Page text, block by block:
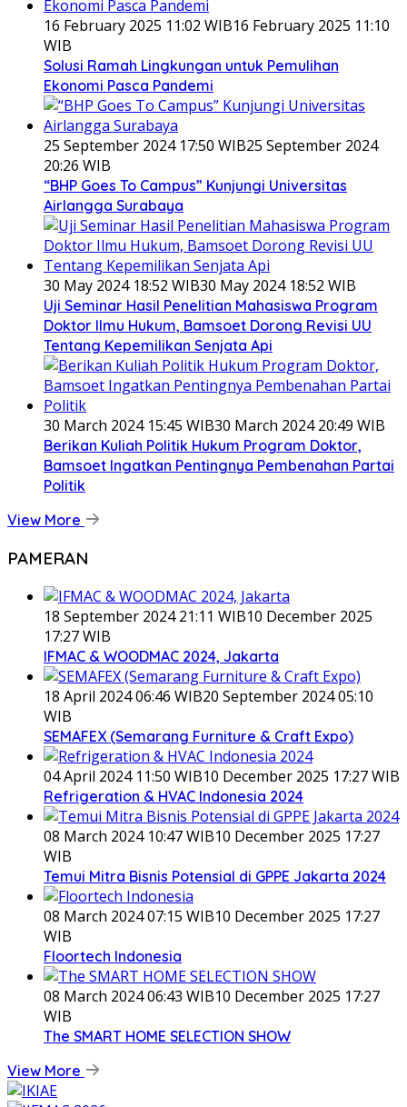
16 February 2025 11:02 WIB16 February 2025 11:10
WIB
Solusi Ramah Lingkungan untuk Pemulihan
Ekonomi Pasca Pandemi
25 September 2024 17:50 WIB25 September 2024
20:26 WIB
“BHP Goes To Campus” Kunjungi Universitas
Airlangga Surabaya
30 May 2024 18:52 WIB30 May 2024 18:52 WIB
Uji Seminar Hasil Penelitian Mahasiswa Program
Doktor Ilmu Hukum, Bamsoet Dorong Revisi UU
Tentang Kepemilikan Senjata Api
30 March 2024 15:45 WIB30 March 2024 20:49 WIB
Berikan Kuliah Politik Hukum Program Doktor,
Bamsoet Ingatkan Pentingnya Pembenahan Partai
Politik
View More
PAMERAN
18 September 2024 21:11 WIB10 December 2025
17:27 WIB
IFMAC & WOODMAC 2024, Jakarta
18 April 2024 06:46 WIB20 September 2024 05:10
WIB
SEMAFEX (Semarang Furniture & Craft Expo)
04 April 2024 11:50 WIB10 December 2025 17:27 WIB
Refrigeration & HVAC Indonesia 2024
08 March 2024 10:47 WIB10 December 2025 17:27
WIB
Temui Mitra Bisnis Potensial di GPPE Jakarta 2024
08 March 2024 07:15 WIB10 December 2025 17:27
WIB
Floortech Indonesia
08 March 2024 06:43 WIB10 December 2025 17:27
WIB
The SMART HOME SELECTION SHOW
View More